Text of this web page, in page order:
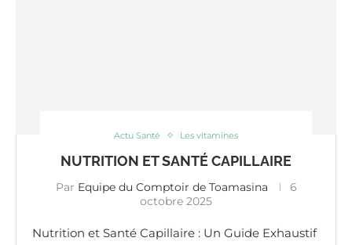
Actu Santé Les vitamines
NUTRITION ET SANTÉ CAPILLAIRE
Par Equipe du Comptoir de Toamasina
6
octobre 2025
Nutrition et Santé Capillaire : Un Guide Exhaustif